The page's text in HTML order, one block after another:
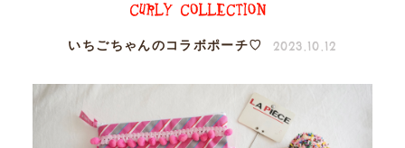
いちごちゃんのコラボポーチ♡ 2023.10.12